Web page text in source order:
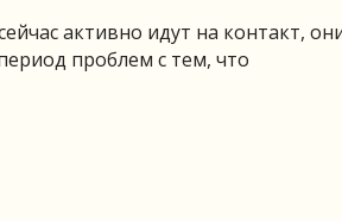
активно идут на контакт,
проблем с тем, что